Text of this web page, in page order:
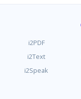
i2PDF
i2Text
i2Speak